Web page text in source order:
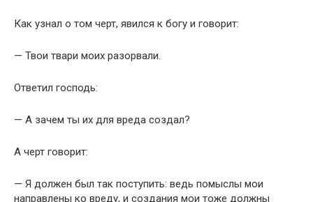
Как узнал о том черт, явился к богу и говорит:
— Твои твари моих разорвали.
Ответил господь:
— А зачем ты их для вреда создал?
А черт говорит:
— Я должен был так поступить: ведь помыслы мои
направлены ко вреду, и создания мои тоже должны